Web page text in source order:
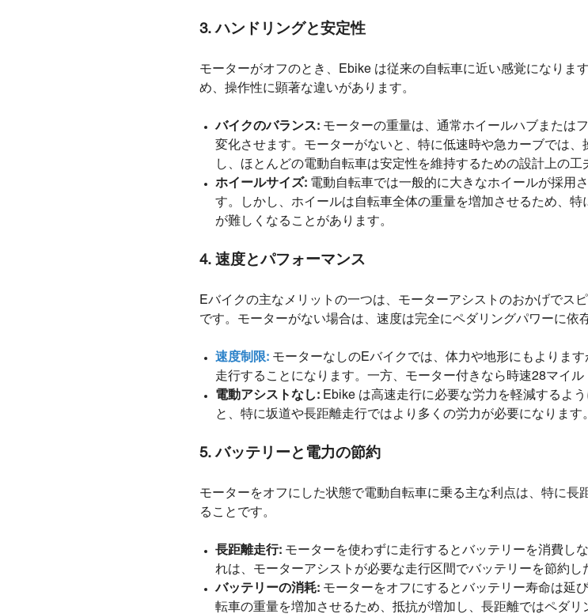
3. ハンドリングと安定性
モーターがオフのとき、Ebike は従来の自転車に近い感覚になりま
め、操作性に顕著な違いがあります。
バイクのバランス: モーターの重量は、通常ホイールハブまたは
変化させます。モーターがないと、特に低速時や急カーブでは
し、ほとんどの電動自転車は安定性を維持するための設計上の工
ホイールサイズ: 電動自転車では一般的に大きなホイールが採用
す。しかし、ホイールは自転車全体の重量を増加させるため、
が難しくなることがあります。
4. 速度とパフォーマンス
Eバイクの主なメリットの一つは、モーターアシストのおかげでス
です。モーターがない場合は、速度は完全にペダリングパワーに依
速度制限: モーターなしのEバイクでは、体力や地形にもよりま
走行することになります。一方、モーター付きなら時速28マイ
電動アシストなし: Ebike は高速走行に必要な労力を軽減するよ
と、特に坂道や長距離走行ではより多くの労力が必要になります
5. バッテリーと電力の節約
モーターをオフにした状態で電動自転車に乗る主な利点は、特に長
ることです。
長距離走行: モーターを使わずに走行するとバッテリーを消費し
れは、モーターアシストが必要な走行区間でバッテリーを節約し
バッテリーの消耗: モーターをオフにするとバッテリー寿命は延
転車の重量を増加させるため、抵抗が増加し、長距離ではペダリ